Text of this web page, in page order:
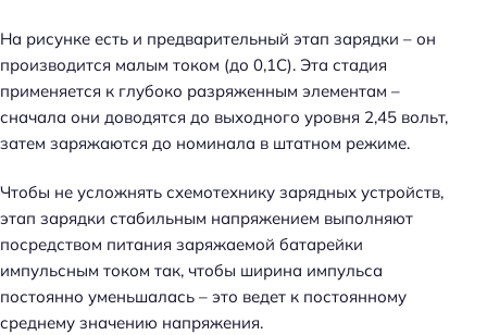
На рисунке есть и предварительный этап зарядки – он
производится малым током (до 0,1С). Эта стадия
применяется к глубоко разряженным элементам –
сначала они доводятся до выходного уровня 2,45 вольт,
затем заряжаются до номинала в штатном режиме.
Чтобы не усложнять схемотехнику зарядных устройств,
этап зарядки стабильным напряжением выполняют
посредством питания заряжаемой батарейки
импульсным током так, чтобы ширина импульса
постоянно уменьшалась – это ведет к постоянному
среднему значению напряжения.